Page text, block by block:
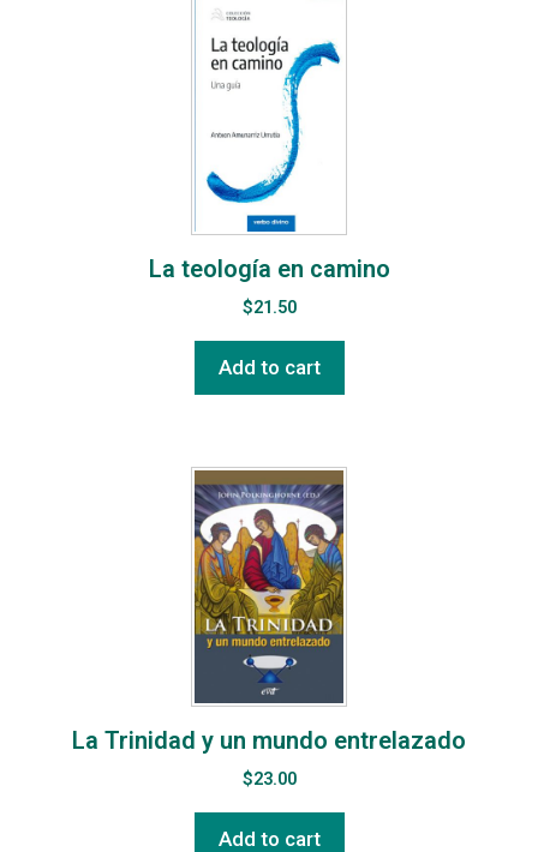
La teología en camino
$21.50
Add to cart
La Trinidad y un mundo entrelazado
$23.00
Add to cart